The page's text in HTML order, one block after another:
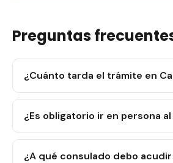
Preguntas
¿Cuánto tarda el trámite en
¿Es obligatorio ir en persona
¿A qué consulado debo acudir